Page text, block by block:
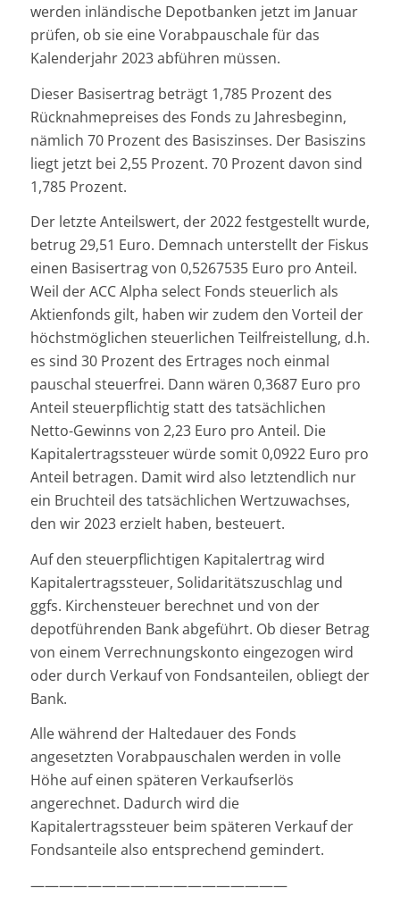
werden inländische Depotbanken jetzt im Januar
prüfen, ob sie eine Vorabpauschale für das
Kalenderjahr 2023 abführen müssen.
Dieser Basisertrag beträgt 1,785 Prozent des
Rücknahmepreises des Fonds zu Jahresbeginn,
nämlich 70 Prozent des Basiszinses. Der Basiszins
liegt jetzt bei 2,55 Prozent. 70 Prozent davon sind
1,785 Prozent.
Der letzte Anteilswert, der 2022 festgestellt wurde,
betrug 29,51 Euro. Demnach unterstellt der Fiskus
einen Basisertrag von 0,5267535 Euro pro Anteil.
Weil der ACC Alpha select Fonds steuerlich als
Aktienfonds gilt, haben wir zudem den Vorteil der
höchstmöglichen steuerlichen Teilfreistellung, d.h.
es sind 30 Prozent des Ertrages noch einmal
pauschal steuerfrei. Dann wären 0,3687 Euro pro
Anteil steuerpflichtig statt des tatsächlichen
Netto-Gewinns von 2,23 Euro pro Anteil. Die
Kapitalertragssteuer würde somit 0,0922 Euro pro
Anteil betragen. Damit wird also letztendlich nur
ein Bruchteil des tatsächlichen Wertzuwachses,
den wir 2023 erzielt haben, besteuert.
Auf den steuerpflichtigen Kapitalertrag wird
Kapitalertragssteuer, Solidaritätszuschlag und
ggfs. Kirchensteuer berechnet und von der
depotführenden Bank abgeführt. Ob dieser Betrag
von einem Verrechnungskonto eingezogen wird
oder durch Verkauf von Fondsanteilen, obliegt der
Bank.
Alle während der Haltedauer des Fonds
angesetzten Vorabpauschalen werden in volle
Höhe auf einen späteren Verkaufserlös
angerechnet. Dadurch wird die
Kapitalertragssteuer beim späteren Verkauf der
Fondsanteile also entsprechend gemindert.
——————————————————